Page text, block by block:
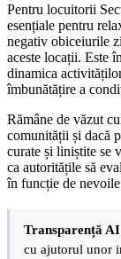
Pentru locuitorii
esențiale pentru
negativ obiceiurile
aceste locații. Este
dinamica
îmbunătățire a
Rămâne de văzut
comunității și dacă
curate și liniștite se
ca autoritățile să
în funcție de
Transparență
cu ajutorul unor